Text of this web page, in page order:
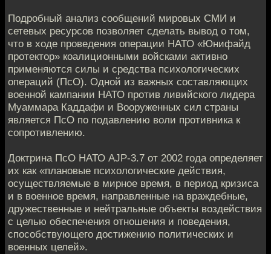
Подробный анализ сообщений мировых СМИ и
сетевых ресурсов позволяет сделать вывод о том,
что в ходе проведения операции НАТО «Юнифайд
протектор» коалиционными войсками активно
применяются силы и средства психологических
операций (ПсО). Одной из важных составляющих
военной кампании НАТО против ливийского лидера
Муаммара Каддафи и Вооруженных сил страны
является ПсО по подавлению воли противника к
сопротивлению.
Доктрина ПсО НАТО AJP-3.7 от 2002 года определяет
их как «плановые психологические действия,
осуществляемые в мирное время, в период кризиса
и в военное время, направленные на враждебные,
дружественные и нейтральные объекты воздействия
с целью обеспечения отношения и поведения,
способствующего достижению политических и
военных целей».